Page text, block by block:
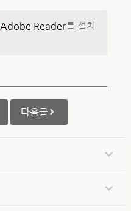
Adobe Reader를 설치
다음글